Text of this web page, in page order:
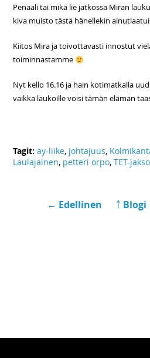
Penaali tai mikä lie jatkossa Miran
kiva muisto tästä hänellekin
Kiitos Mira ja toivottavasti innostut
toiminnastamme
Nyt kello 16.16 ja hain kotimatkalla
vaikka laukoille voisi tämän elämän
Tagit:ay-liike, johtajuus,
Laulajainen, petteri orpo,TET-jakso
← Edellinen ￪ Blogi